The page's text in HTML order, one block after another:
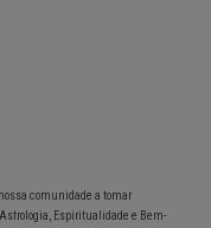
comunidade a tomar
Espiritualidade e Bem-